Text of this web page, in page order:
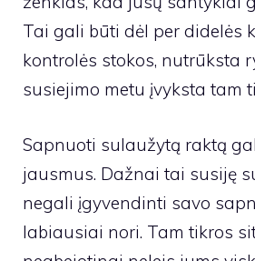
Tai gali būti dėl per didelės
kontrolės stokos, nutrūksta
susiejimo metu įvyksta tam
Sapnuoti sulaužytą raktą
jausmus. Dažnai tai susiję
negali įgyvendinti savo
labiausiai nori. Tam tikros